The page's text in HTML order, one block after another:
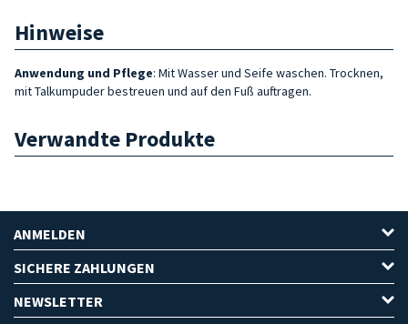
Hinweise
Anwendung und Pflege: Mit Wasser und Seife waschen. Trocknen,
mit Talkumpuder bestreuen und auf den Fuß auftragen.
Verwandte Produkte
ANMELDEN
SICHERE ZAHLUNGEN
NEWSLETTER